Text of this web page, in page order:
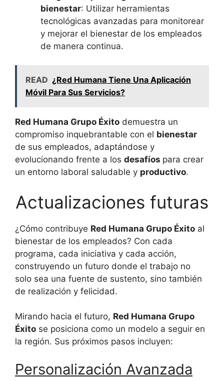
bienestar: Utilizar herramientas
tecnológicas avanzadas para monitorear
y mejorar el bienestar de los empleados
de manera continua.
READ ¿Red Humana Tiene Una Aplicación
Móvil Para Sus Servicios?
Red Humana Grupo Éxito demuestra un
compromiso inquebrantable con el bienestar
de sus empleados, adaptándose y
evolucionando frente a los desafíos para crear
un entorno laboral saludable y productivo.
Actualizaciones futuras
¿Cómo contribuye Red Humana Grupo Éxito al
bienestar de los empleados? Con cada
programa, cada iniciativa y cada acción,
construyendo un futuro donde el trabajo no
solo sea una fuente de sustento, sino también
de realización y felicidad.
Mirando hacia el futuro, Red Humana Grupo
Éxito se posiciona como un modelo a seguir en
la región. Sus próximos pasos incluyen:
Personalización Avanzada